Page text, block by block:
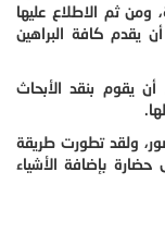
ومن ثم الاطلاع عليها
يقدم كافة البراهين
يقوم بنقد الأبحاث
ولقد تطورت طريقة
بإضافة الأشياء